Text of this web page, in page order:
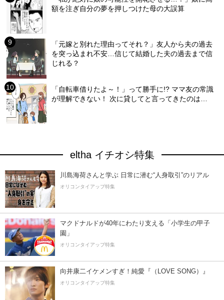
額を注ぎ自分の夢を押しつけた母の大誤算
「元嫁と別れた理由ってそれ？」友人から夫の過去
を突っ込まれ不安…信じて結婚した夫の過去まで信
じれる？
「自転車借りたよ～！」って勝手に!? ママ友の常識
が理解できない！ 次に貸してと言ってきたのは…
eltha イチオシ特集
川島海荷さんと学ぶ 日常に潜む“人身取引”のリアル
オリコンタイアップ特集
マクドナルドが40年にわたり支える「小学生の甲子
園」
オリコンタイアップ特集
向井康二イケメンすぎ！純愛『（LOVE SONG）』
オリコンタイアップ特集